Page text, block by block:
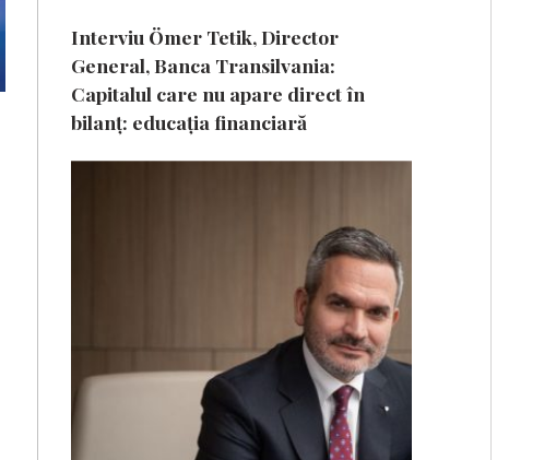
Interviu Ömer Tetik, Director
General, Banca Transilvania:
Capitalul care nu apare direct în
bilanț: educația financiară